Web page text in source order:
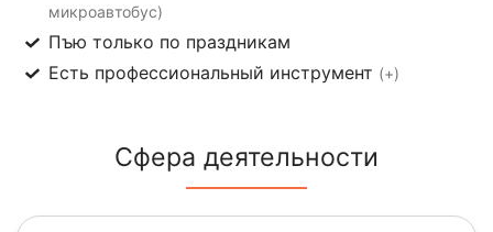
микроавтобус)
Пъю только по праздникам
Есть профессиональный инструмент (+)
Сфера деятельности